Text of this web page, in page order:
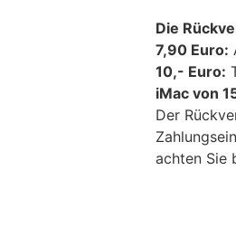
Die
7,90 Euro:
10,- Euro:
iMac von
Der
achten Sie